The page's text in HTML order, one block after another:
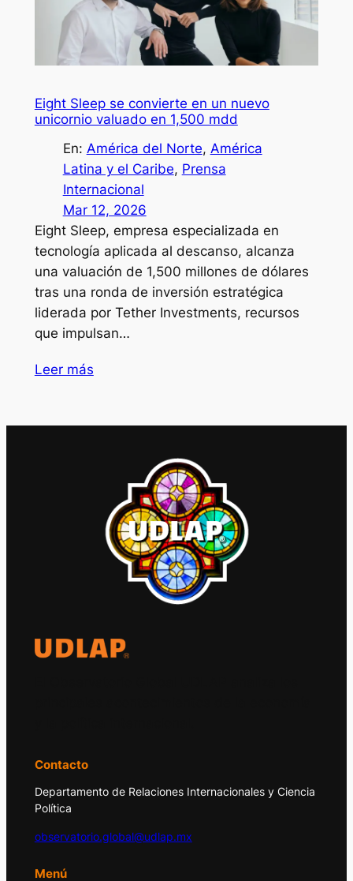
Eight Sleep se convierte en un nuevo
unicornio valuado en 1,500 mdd
En: América del Norte, América
Latina y el Caribe, Prensa
Internacional
Mar 12, 2026
Eight Sleep, empresa especializada en
tecnología aplicada al descanso, alcanza
una valuación de 1,500 millones de dólares
tras una ronda de inversión estratégica
liderada por Tether Investments, recursos
que impulsan…
Leer más
Contacto
Departamento de Relaciones Internacionales y Ciencia
Política
observatorio.global@udlap.mx
Menú